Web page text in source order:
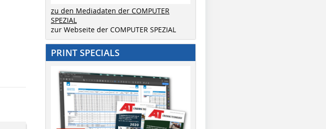
zu den Mediadaten der COMPUTER
SPEZIAL
zur Webseite der COMPUTER SPEZIAL
PRINT SPECIALS